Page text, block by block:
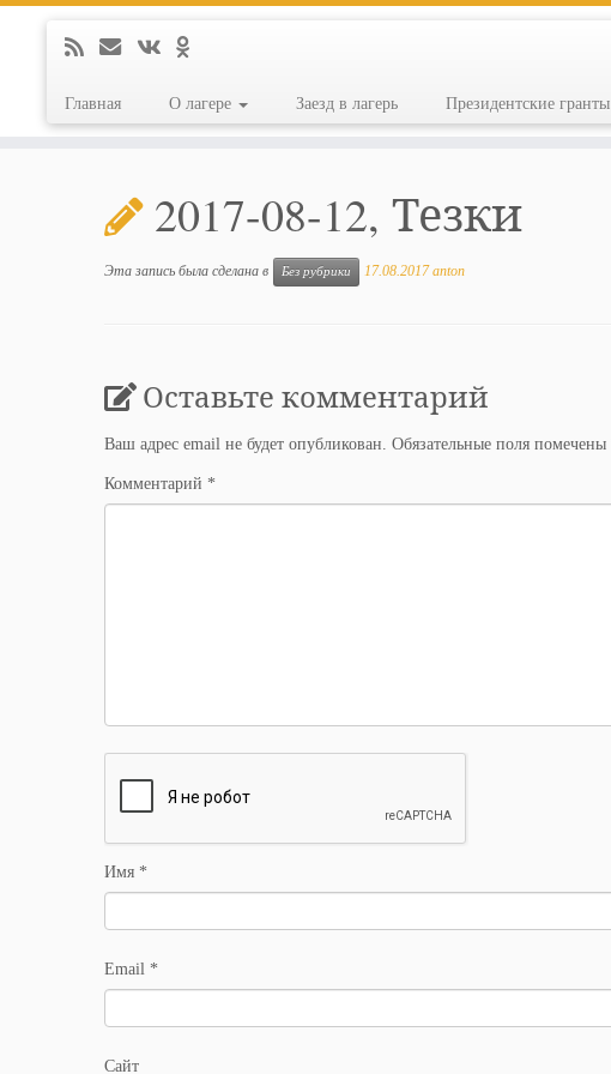
Главная О лагере Заезд в лагерь Президентские гранты
2017-08-12, Тезки
Эта запись была сделана в Без рубрики 17.08.2017 anton
Оставьте комментарий
Ваш адрес email не будет опубликован. Обязательные поля помечены
Комментарий *
Имя *
Email *
Сайт